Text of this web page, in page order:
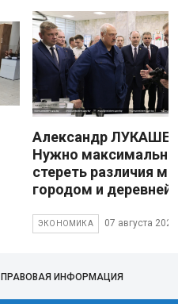
Александр
Нужно максимально
стереть различия
городом и деревней
ЭКОНОМИКА 07 августа 2026
ПРАВОВАЯ ИНФОРМАЦИЯ